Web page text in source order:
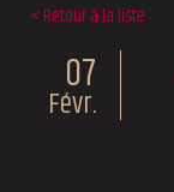
< Retour à la liste
07
Févr.